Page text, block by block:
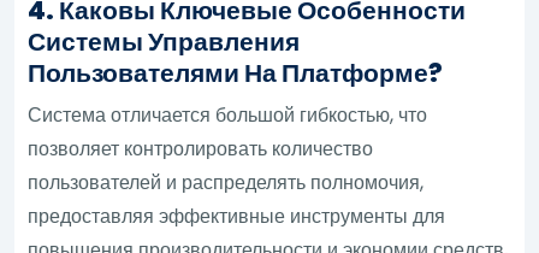
4. Каковы Ключевые Особенности
Системы Управления
Пользователями На Платформе?
Система отличается большой гибкостью, что
позволяет контролировать количество
пользователей и распределять полномочия,
предоставляя эффективные инструменты для